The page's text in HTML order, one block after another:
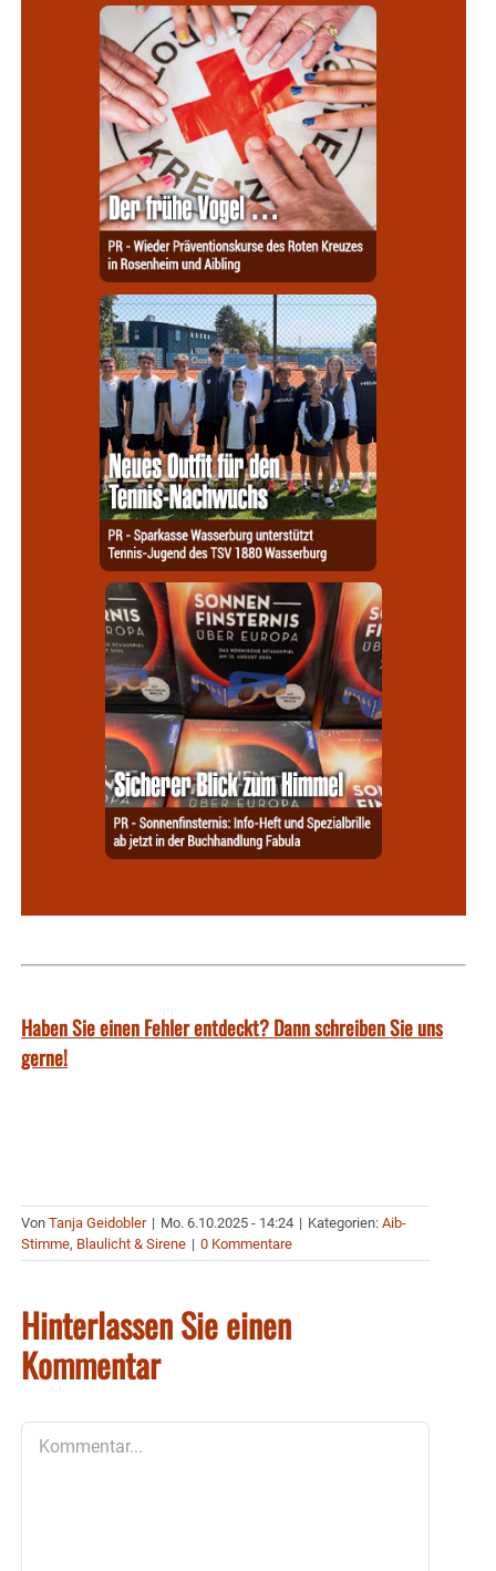
Haben Sie einen Fehler entdeckt? Dann schreiben Sie uns
gerne!
Von Tanja Geidobler | Mo. 6.10.2025 - 14:24 | Kategorien: Aib-
Stimme, Blaulicht & Sirene | 0 Kommentare
Hinterlassen Sie einen
Kommentar